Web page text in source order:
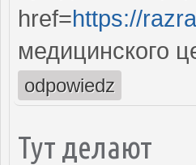
href=https://
медицинского
odpowiedz
Тут делают